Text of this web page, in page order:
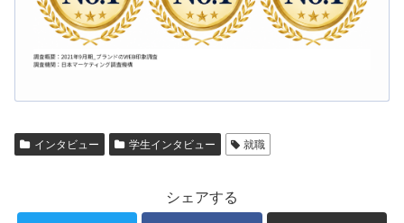
インタビュー 学生インタビュー 就職
シェアする